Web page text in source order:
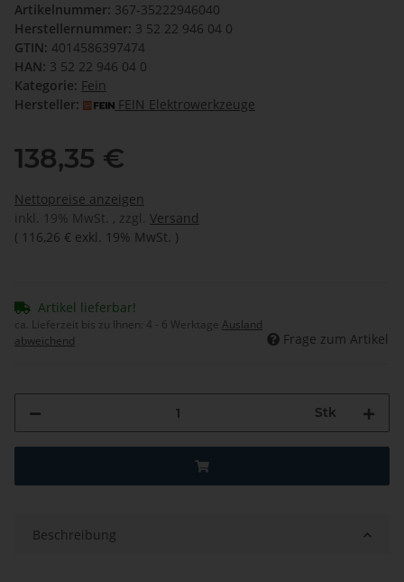
Artikelnummer: 367-35222946040
Herstellernummer: 3 52 22 946 04 0
GTIN: 4014586397474
HAN: 3 52 22 946 04 0
Kategorie: Fein
Hersteller:
FEIN Elektrowerkzeuge
138,35 €
Nettopreise anzeigen
inkl. 19% MwSt. , zzgl. Versand
( 116,26 € exkl. 19% MwSt. )
Artikel lieferbar!
ca. Lieferzeit bis zu Ihnen: 4 - 6 Werktage Ausland
abweichend
Frage zum Artikel
Stk
Beschreibung